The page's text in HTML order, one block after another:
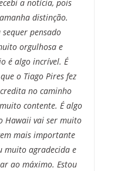
a notícia, pois
distinção.
pensado
orgulhosa e
é algo incrível. É
o Tiago Pires fez
no caminho
contente. É algo
Hawaii vai ser muito
mais importante
muito agradecida e
ao máximo. Estou